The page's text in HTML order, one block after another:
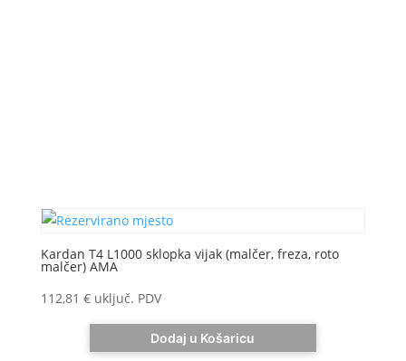
Kardan T4 L1000 sklopka vijak (malčer, freza, roto
malčer) AMA
112,81 € uključ. PDV
Dodaj u Košaricu